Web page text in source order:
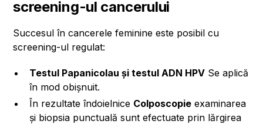
screening-ul cancerului
Succesul în cancerele feminine este posibil cu
screening-ul regulat:
Testul Papanicolau și testul ADN HPV Se aplică
în mod obișnuit.
În rezultate îndoielnice Colposcopie examinarea
și biopsia punctuală sunt efectuate prin lărgirea